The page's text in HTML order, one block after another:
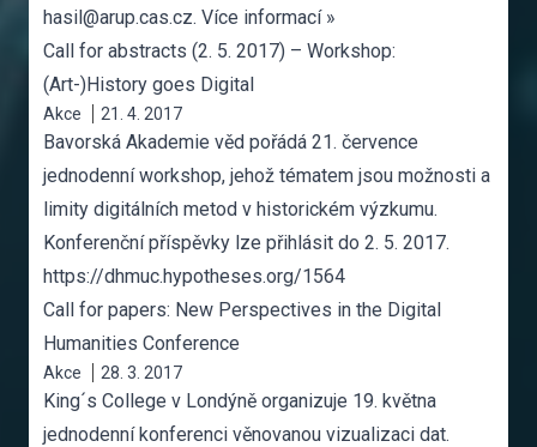
hasil@arup.cas.cz. Více informací »
Call for abstracts (2. 5. 2017) – Workshop:
(Art-)History goes Digital
Akce 21. 4. 2017
Bavorská Akademie věd pořádá 21. července
jednodenní workshop, jehož tématem jsou možnosti a
limity digitálních metod v historickém výzkumu.
Konferenční příspěvky lze přihlásit do 2. 5. 2017.
https://dhmuc.hypotheses.org/1564
Call for papers: New Perspectives in the Digital
Humanities Conference
Akce 28. 3. 2017
King´s College v Londýně organizuje 19. května
jednodenní konferenci věnovanou vizualizaci dat.